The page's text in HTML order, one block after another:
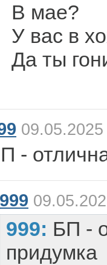
В мае?
У вас в
Да ты
-
999
999: БП -
придумка